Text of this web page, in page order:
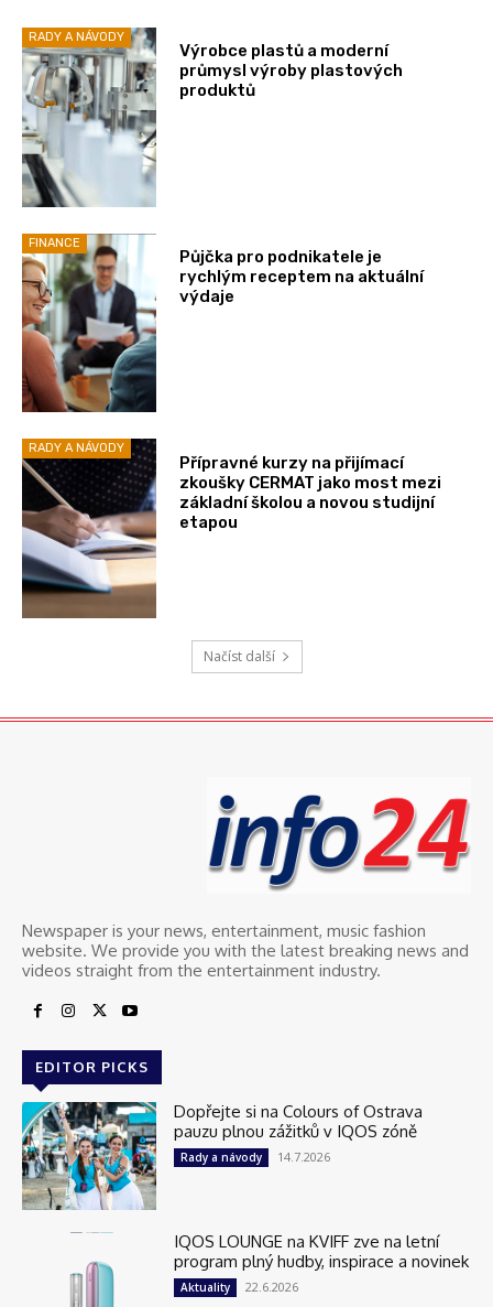
RADY A NÁVODY
Výrobce plastů a moderní
průmysl výroby plastových
produktů
FINANCE
Půjčka pro podnikatele je
rychlým receptem na aktuální
výdaje
RADY A NÁVODY
Přípravné kurzy na přijímací
zkoušky CERMAT jako most mezi
základní školou a novou studijní
etapou
Načíst další
Newspaper is your news, entertainment, music fashion
website. We provide you with the latest breaking news and
videos straight from the entertainment industry.
EDITOR PICKS
Dopřejte si na Colours of Ostrava
pauzu plnou zážitků v IQOS zóně
Rady a návody 14.7.2026
IQOS LOUNGE na KVIFF zve na letní
program plný hudby, inspirace a novinek
Aktuality 22.6.2026